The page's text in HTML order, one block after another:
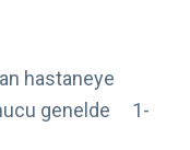
hastaneye
genelde 1-